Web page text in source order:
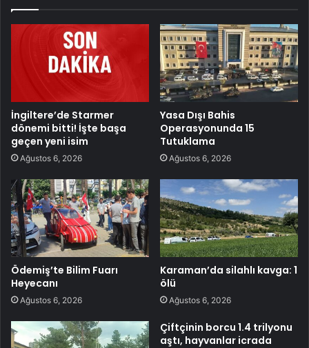
İngiltere’de Starmer
dönemi bitti! İşte başa
geçen yeni isim
Ağustos 6, 2026
Yasa Dışı Bahis
Operasyonunda 15
Tutuklama
Ağustos 6, 2026
Ödemiş’te Bilim Fuarı
Heyecanı
Ağustos 6, 2026
Karaman’da silahlı kavga: 1
ölü
Ağustos 6, 2026
Çiftçinin borcu 1.4 trilyonu
aştı, hayvanlar icrada